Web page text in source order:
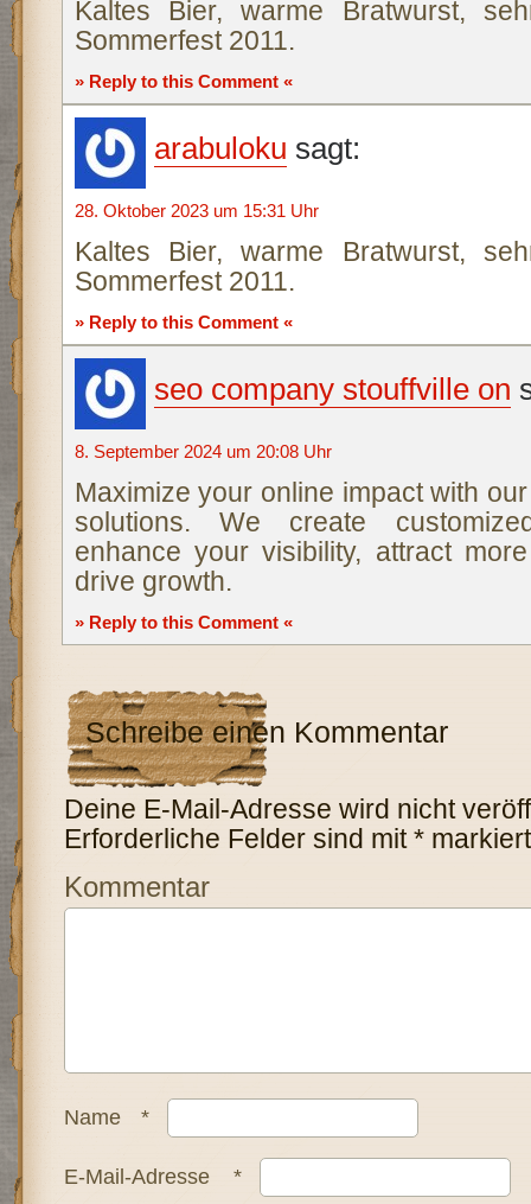
Kaltes Bier, warme Bratwurst,
Sommerfest 2011.
» Reply to this Comment «
arabuloku sagt:
28. Oktober 2023 um 15:31 Uhr
Kaltes Bier, warme Bratwurst,
Sommerfest 2011.
» Reply to this Comment «
seo company stouffville on
8. September 2024 um 20:08 Uhr
Maximize your online impact with
solutions. We create
enhance your visibility, attract
drive growth.
» Reply to this Comment «
Schreibe einen Kommentar
Deine E-Mail-Adresse wird nicht
Erforderliche Felder sind mit*markiert
Kommentar
Name *
E-Mail-Adresse *